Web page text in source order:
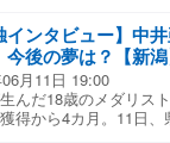
2月のミラノ・コルテ
も参加しました。
わせたスケーティン
戦するので、しっか
から多少のプレッシ
でしっかりと先輩の
インタビュー】中
後の夢は？【新潟
月11日 19:00
んだ18歳のメダリス
得から4カ月。11日